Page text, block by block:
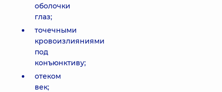
оболочки
глаз;
точечными
кровоизлияниями
под
конъюнктиву;
отеком
век;